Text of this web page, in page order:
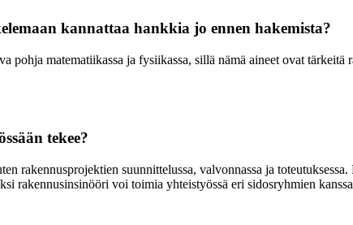
kannattaa hankkia jo ennen hakemista?
pohja matematiikassa ja fysiikassa, sillä nämä aineet ovat
tekee?
rakennusprojektien suunnittelussa, valvonnassa ja
rakennusinsinööri voi toimia yhteistyössä eri sidosryhmien